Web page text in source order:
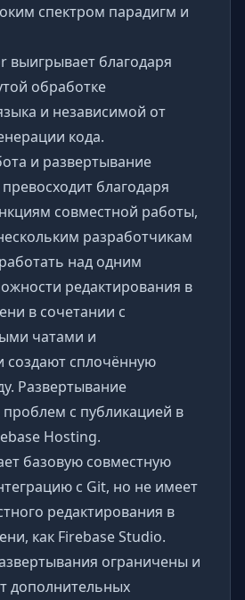
спектром парадигм и
выигрывает благодаря
обработке
и независимой от
кода.
и развертывание
превосходит благодаря
совместной работы,
разработчикам
над одним
редактирования в
в сочетании с
чатами и
создают сплочённую
Развертывание
проблем с публикацией в
Hosting.
базовую совместную
с Git, но не имеет
редактирования в
как Firebase Studio.
ограничены и
дополнительных